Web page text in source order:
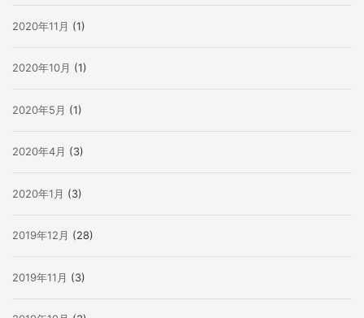
2020年11月 (1)
2020年10月 (1)
2020年5月 (1)
2020年4月 (3)
2020年1月 (3)
2019年12月 (28)
2019年11月 (3)